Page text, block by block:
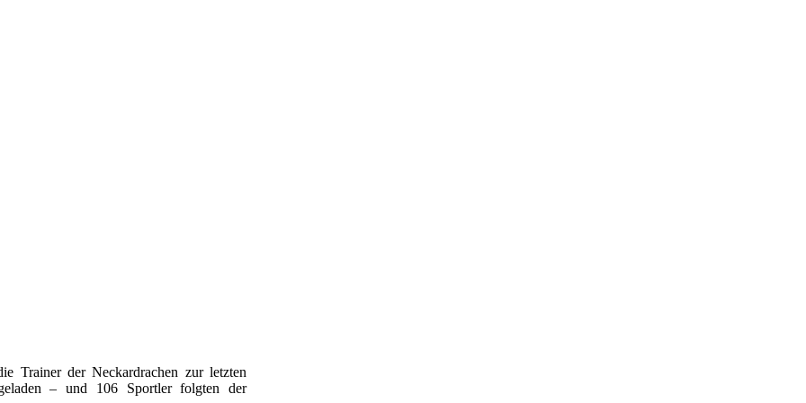
Trainer der Neckardrachen zur letzten
– und 106 Sportler folgten der